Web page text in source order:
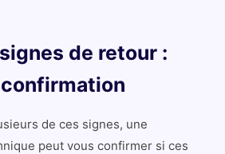
de retour :
de ces signes, une
peut vous confirmer si ces